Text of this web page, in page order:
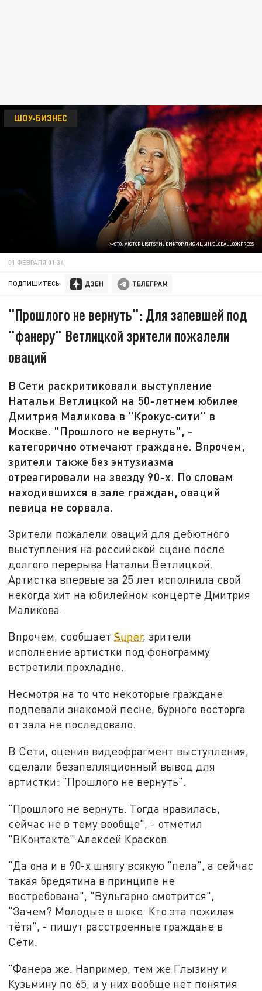
ФОТО: VICTOR LISITSYN, ВИКТОР ЛИСИЦЫН/GLOBALLOOKPRESS
ШОУ-БИЗНЕС
01 ФЕВРАЛЯ 01:34
ПОДПИШИТЕСЬ:
"Прошлого не вернуть": Для запевшей под
"фанеру" Ветлицкой зрители пожалели
оваций
В Сети раскритиковали выступление
Натальи Ветлицкой на 50-летнем юбилее
Дмитрия Маликова в "Крокус-сити" в
Москве. "Прошлого не вернуть", -
категорично отмечают граждане. Впрочем,
зрители также без энтузиазма
отреагировали на звезду 90-х. По словам
находившихся в зале граждан, оваций
певица не сорвала.
Зрители пожалели оваций для дебютного
выступления на российской сцене после
долгого перерыва Натальи Ветлицкой.
Артистка впервые за 25 лет исполнила свой
некогда хит на юбилейном концерте Дмитрия
Маликова.
Впрочем, сообщаетSuper, зрители
исполнение артистки под фонограмму
встретили прохладно.
Несмотря на то что некоторые граждане
подпевали знакомой песне, бурного восторга
от зала не последовало.
В Сети, оценив видеофрагмент выступления,
сделали безапелляционный вывод для
артистки: "Прошлого не вернуть".
"Прошлого не вернуть. Тогда нравилась,
сейчас не в тему вообще", - отметил
"ВКонтакте" Алексей Красков.
"Да она и в 90-х шнягу всякую "пела", а сейчас
такая бредятина в принципе не
востребована", "Вульгарно смотрится",
"Зачем? Молодые в шоке. Кто эта пожилая
тётя", - пишут расстроенные граждане в
Сети.
"Фанера же. Например, тем же Глызину и
Кузьмину по 65, и у них вообще нет понятия